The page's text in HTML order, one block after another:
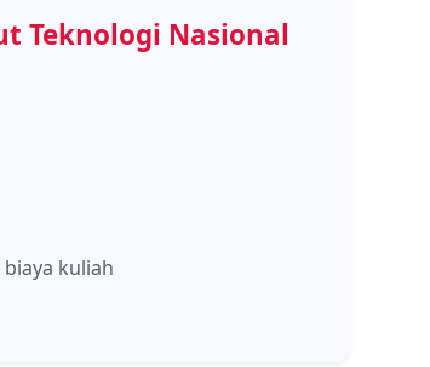
Teknologi Nasional
kuliah